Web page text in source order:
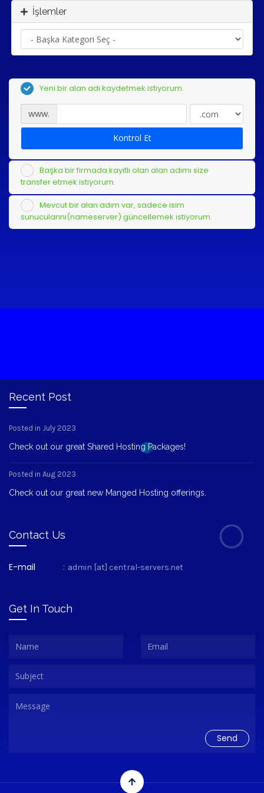
İşlemler
Yeni bir alan adı kaydetmek istiyorum.
www.
Kontrol Et
Başka bir firmada kayıtlı olan alan adımı size
transfer etmek istiyorum.
Mevcut bir alan adım var, sadece isim
sunucularını(nameserver) güncellemek istiyorum.
Recent Post
Posted in July 2023
Check out our great Shared Hosting Packages!
Posted in Aug 2023
Check out our great new Manged Hosting offerings.
Contact Us
E-mail : admin [at] central-servers.net
Get In Touch